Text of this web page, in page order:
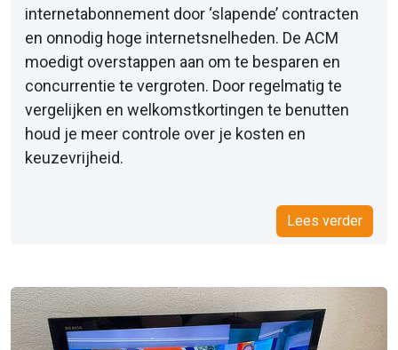
internetabonnement door ‘slapende’ contracten
en onnodig hoge internetsnelheden. De ACM
moedigt overstappen aan om te besparen en
concurrentie te vergroten. Door regelmatig te
vergelijken en welkomstkortingen te benutten
houd je meer controle over je kosten en
keuzevrijheid.
Lees verder